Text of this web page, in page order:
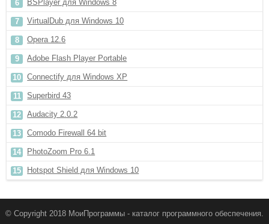
BSPlayer для Windows 8
VirtualDub для Windows 10
Opera 12.6
Adobe Flash Player Portable
Connectify для Windows XP
Superbird 43
Audacity 2.0.2
Comodo Firewall 64 bit
PhotoZoom Pro 6.1
Hotspot Shield для Windows 10
© Copyright 2018 МоиПрограммы - каталог программного обеспечения.